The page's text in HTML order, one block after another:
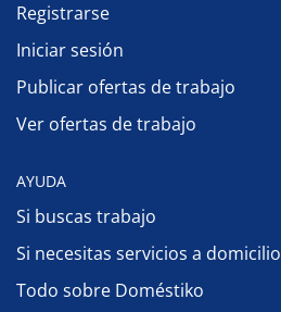
Registrarse
Iniciar sesión
Publicar ofertas de trabajo
Ver ofertas de trabajo
AYUDA
Si buscas trabajo
Si necesitas servicios a domicilio
Todo sobre Doméstiko